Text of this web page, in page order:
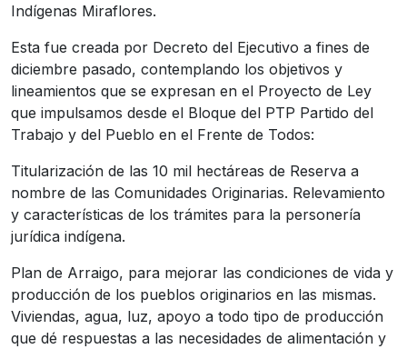
Indígenas Miraflores.
Esta fue creada por Decreto del Ejecutivo a fines de
diciembre pasado, contemplando los objetivos y
lineamientos que se expresan en el Proyecto de Ley
que impulsamos desde el Bloque del PTP Partido del
Trabajo y del Pueblo en el Frente de Todos:
Titularización de las 10 mil hectáreas de Reserva a
nombre de las Comunidades Originarias. Relevamiento
y características de los trámites para la personería
jurídica indígena.
Plan de Arraigo, para mejorar las condiciones de vida y
producción de los pueblos originarios en las mismas.
Viviendas, agua, luz, apoyo a todo tipo de producción
que dé respuestas a las necesidades de alimentación y